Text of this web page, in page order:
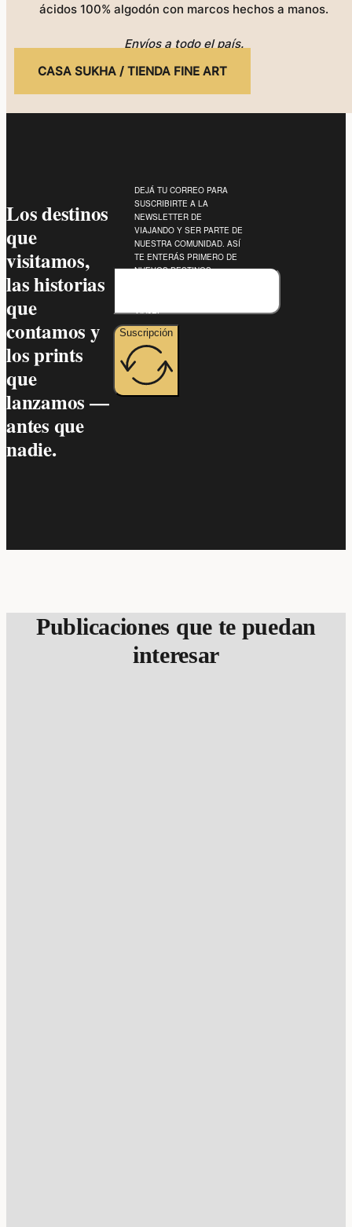
ácidos 100% algodón con marcos hechos a manos.
Envíos a todo el país.
CASA SUKHA / TIENDA FINE ART
Los destinos
que
visitamos,
las historias
que
contamos y
los prints
que
lanzamos —
antes que
nadie.
Suscripción
DEJÁ TU CORREO PARA
SUSCRIBIRTE A LA
NEWSLETTER DE
VIAJANDO Y SER PARTE DE
NUESTRA COMUNIDAD. ASÍ
TE ENTERÁS PRIMERO DE
NUEVOS DESTINOS,
VIAJE.
Publicaciones que te puedan
interesar